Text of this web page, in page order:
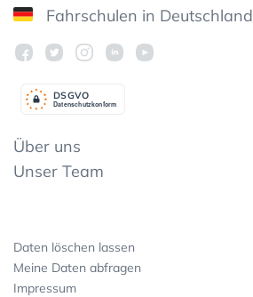
Fahrschulen in Deutschland
Datenschutzkonform
DSGVO
Über uns
Unser Team
Daten löschen lassen
Meine Daten abfragen
Impressum